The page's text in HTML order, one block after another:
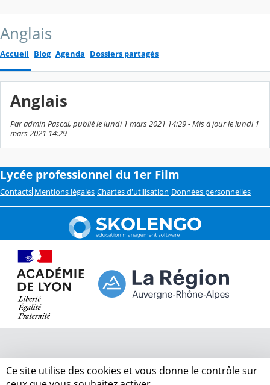
Anglais
Accueil Blog Agenda Dossiers partagés
Anglais
Par admin Pascal, publié le lundi 1 mars 2021 14:29 - Mis à jour le lundi 1
mars 2021 14:29
Lycée professionnel du 1er Film
Contacts Mentions légales Chartes d'utilisation Données personnelles
Ce site utilise des cookies et vous donne le contrôle sur